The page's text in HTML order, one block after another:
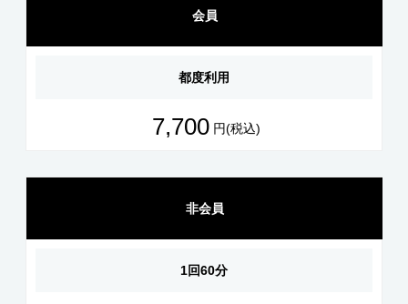
会員
都度利用
7,700 円(税込)
非会員
1回60分